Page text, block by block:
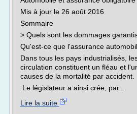
Mis à jour le 26 août 2016
Sommaire
> Quels sont les dommages
Qu'est-ce que l'assurance
Dans tous les pays industrialisés,
circulation constituent un fléau et
causes de la mortalité par accident.
Le législateur a ainsi crée, par...
Lire la suite